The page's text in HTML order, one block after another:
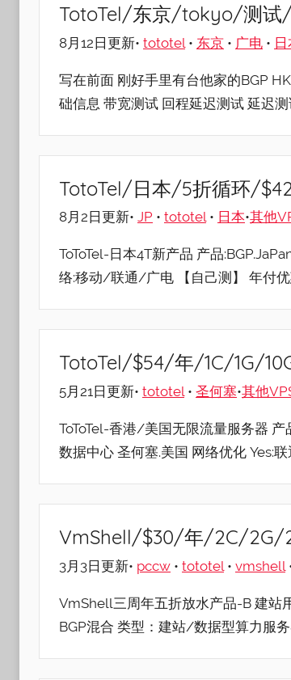
TotoTel/东京/tokyo/测试/
8月12日更新• tototel • 东京 • 广电 • 日
写在前面 刚好手里有台他家的BGP
础信息 带宽测试 回程延迟测试 延迟
TotoTel/日本/5折循环/
8月2日更新• JP • tototel• 日本•其他
ToToTel-日本4T新产品 产品
络:移动/联通/广电 【自己测】 年付优
TotoTel/$54/年/1C/1G/
5月21日更新• tototel• 圣何塞•其他
ToToTel-香港/美国无限流量服务器
数据中心 圣何塞.美国 网络优化 Yes:
VmShell/$30/年/2C/2G/
3月3日更新• pccw • tototel • vmshell
VmShell三周年五折放水产品-B 建站
BGP混合 类型：建站/数据型算力服